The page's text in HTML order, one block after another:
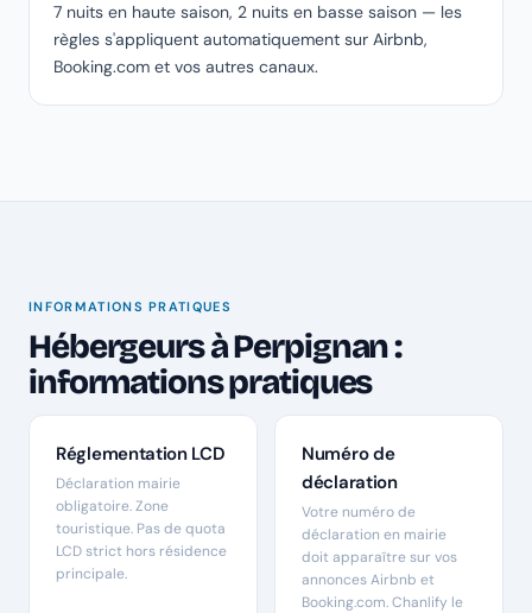
7 nuits en haute saison, 2 nuits en basse saison — les
règles s'appliquent automatiquement sur Airbnb,
Booking.com et vos autres canaux.
INFORMATIONS PRATIQUES
Hébergeurs à Perpignan :
informations pratiques
Réglementation LCD
Déclaration mairie
obligatoire. Zone
touristique. Pas de quota
LCD strict hors résidence
principale.
Numéro de
déclaration
Votre numéro de
déclaration en mairie
doit apparaître sur vos
annonces Airbnb et
Booking.com. Chanlify le